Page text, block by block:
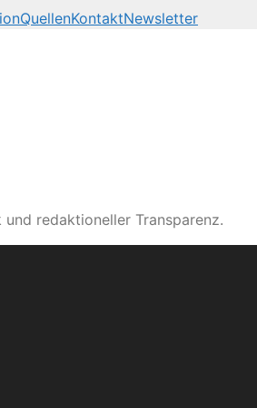
QuellenKontaktNewsletter
redaktioneller Transparenz.